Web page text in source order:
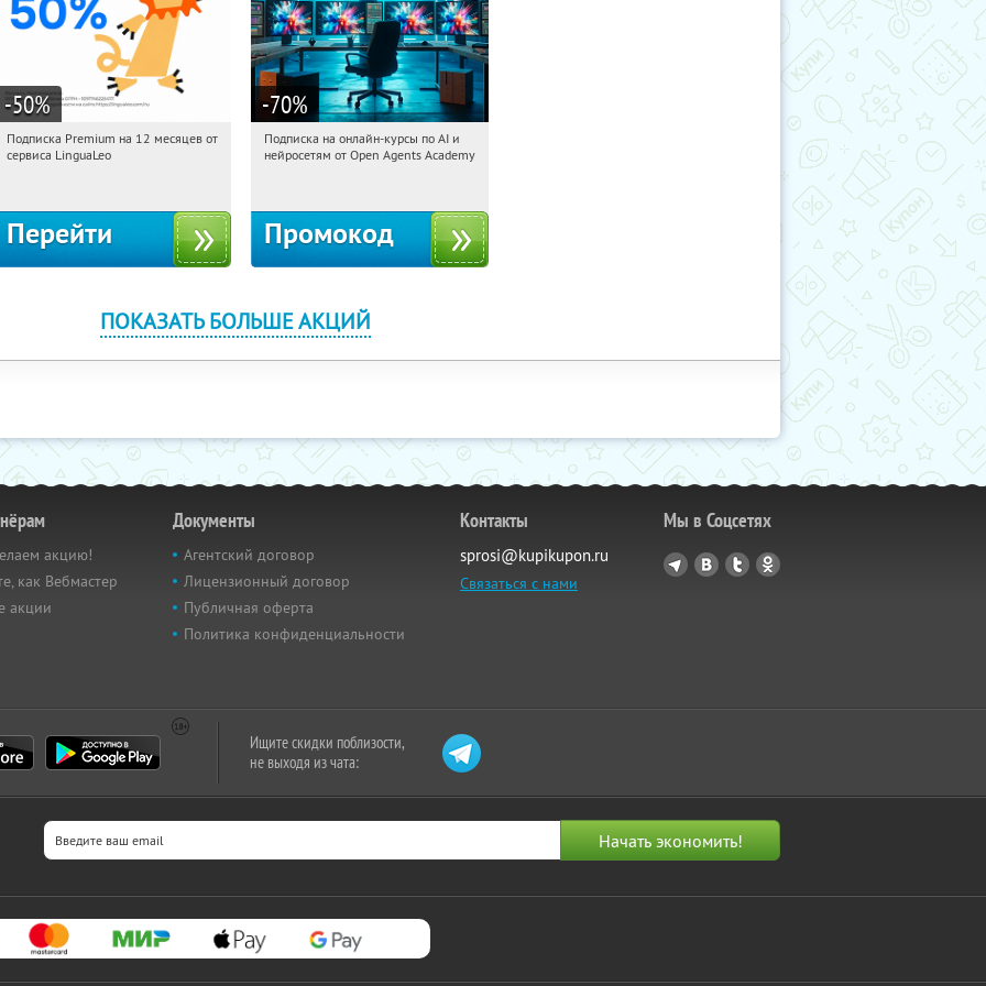
-50%
16:36:15
Получи первым!
Подписка Premium на 12 месяцев от
сервиса LinguaLeo
Перейти
-70%
16:36:15 Получили:
Подписка на онлайн-курсы по AI и
нейросетям от Open Agents Academy
Промокод
ПОКАЗАТЬ БОЛЬШЕ АКЦИЙ
акцию!
как Вебмастер
акции
Документы
Агентский договор
Лицензионный договор
Публичная оферта
Политика конфиденциальности
Контакты
sprosi@kupikupon.ru
Связаться с нами
Мы в Соцсетях
Ищите скидки поблизости,
не выходя из чата: